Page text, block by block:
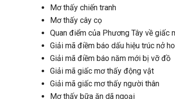
Mơ thấy chiến tranh
Mơ thấy cây cọ
Quan điểm của Phương Tây về giấc
Giải mã điềm báo dấu hiệu trúc nở
Giải mã điềm báo năm mới bị vỡ đồ
Giải mã giấc mơ thấy động vật
Giải mã giấc mơ thấy người thân
Mơ thấy bữa ăn dã ngoại